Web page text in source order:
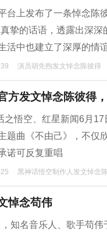
台上发布了一条悼念陈
挚的话语，透露出深
活中也建立了深厚的情
演员胡先煦发文悼念陈彼得
方发文悼念陈彼得
之悟空、红星新闻6月
题曲《不由己》，不仅
诺可反复重唱
黑神话悟空制作人发文悼念
悼念苟伟
知名音乐人、歌手苟